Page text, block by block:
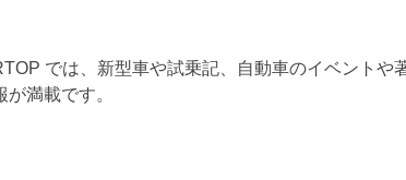
では、新型車や試乗記、自動車のイベントや
満載です。